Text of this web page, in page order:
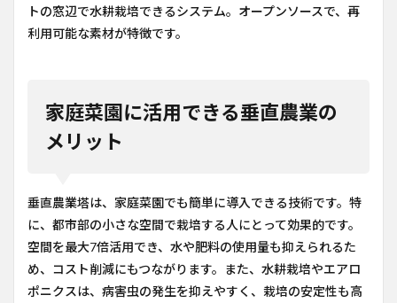
トの窓辺で水耕栽培できるシステム。オープンソースで、再
利用可能な素材が特徴です。
家庭菜園に活用できる垂直農業の
メリット
垂直農業塔は、家庭菜園でも簡単に導入できる技術です。特
に、都市部の小さな空間で栽培する人にとって効果的です。
空間を最大7倍活用でき、水や肥料の使用量も抑えられるた
め、コスト削減にもつながります。また、水耕栽培やエアロ
ポニクスは、病害虫の発生を抑えやすく、栽培の安定性も高